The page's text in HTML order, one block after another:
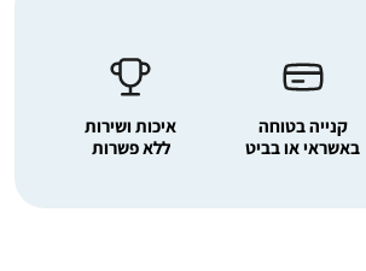
קנייה בטוחה
באשראי או בביט
איכות ושירות
ללא פשרות